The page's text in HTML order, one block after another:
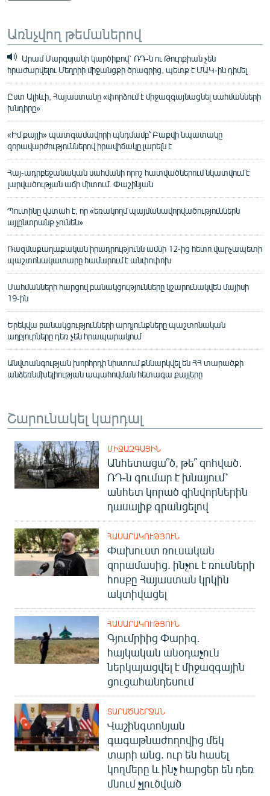
Առնչվող թեմաներով
Արամ Սարգսյանի կարծիքով` ՌԴ-ն ու Թուրքիան չեն
հրաժարվելու Մեղրիի միջանցքի ծրագրից, պետք է ՄԱԿ-ին դիմել
Ըստ Ալիևի, Հայաստանը «փորձում է միջազգայնացնել սահմանների
խնդիրը»
«Իմ քայլի» պատգամավորի պնդմամբ՝ Բաքվի նպատակը
զորավարժություններով իրավիճակը լարելն է
Հայ-ադրբեջանական սահմանի որոշ հատվածներում նկատվում է
լարվածության աճի միտում. Փաշինյան
Պուտինը վստահ է, որ «եռակողմ պայմանավորվածություններն
այլընտրանք չունեն»
Ռազմաքաղաքական իրադրությունն ամսի 12-ից հետո վարչապետի
պաշտոնակատարը համարում է անփոփոխ
Սահմանների հարցով բանակցությունները կշարունակվեն մայիսի
19-ին
Երեկվա բանակցությունների արդյունքները պաշտոնական
աղբյուրները դեռ չեն հրապարակում
Անվտանգության խորհրդի նիստում քննարկվել են ՀՀ տարածքի
անձեռնմխելիության ապահովման հետագա քայլերը
Շարունակել կարդալ
ՄԻՋԱԶԳԱՅԻՆ
Անհետացա՞ծ, թե՞ զոհված․
ՌԴ-ն գումար է խնայում՝
անհետ կորած զինվորներին
դասալիք գրանցելով
ՀԱՍԱՐԱԿՈՒԹՅՈՒՆ
Փախուստ ռուսական
զորամասից. ինչու է ռուսների
հոսքը Հայաստան կրկին
ակտիվացել
ՀԱՍԱՐԱԿՈՒԹՅՈՒՆ
Գյումրիից Փարիզ․
հայկական անօդաչուն
ներկայացվել է միջազգային
ցուցահանդեսում
ՏԱՐԱԾԱՇՐՋԱՆ
Վաշինգտոնյան
գագաթնաժողովից մեկ
տարի անց. ուր են հասել
կողմերը և ինչ հարցեր են դեռ
մնում չլուծված